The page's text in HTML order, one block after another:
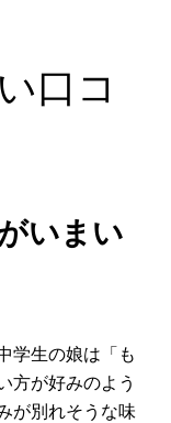
口コ
いまい
学生の娘は「も
方が好みのよう
が別れそうな味